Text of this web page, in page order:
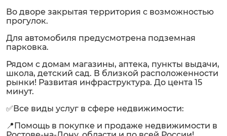
Во дворе закрытая территория с возможностью
прогулок.
Для автомобиля предусмотрена подземная
парковка.
Рядом с домам магазины, аптека, пункты выдачи,
школа, детский сад. В близкой расположенности
рынки! Развитая инфраструктура. До цента 15
минут.
✅Все виды услуг в сфере недвижимости:
📍Помощь в покупке и продаже недвижимости в